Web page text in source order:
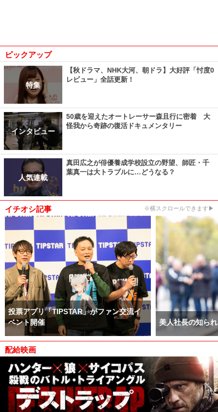
ピックアップ
特集
【秋ドラマ、NHK大河、朝ドラ】大好評「忖度0
レビュー」全話更新！
インタビュー
50歳を迎えたオートレーサー森且行に密着 大
怪我から奇跡の復活ドキュメンタリー
人気連載
真田広之が俳優養成学校設立の野望、師匠・千
葉真一は大トラブルに…どうなる？
イチオシ記事 ※横スクロールできます▶
投票アプリ「TIPSTAR」がファン交流イ
ベント開催
美人社長の知ら
配給映画